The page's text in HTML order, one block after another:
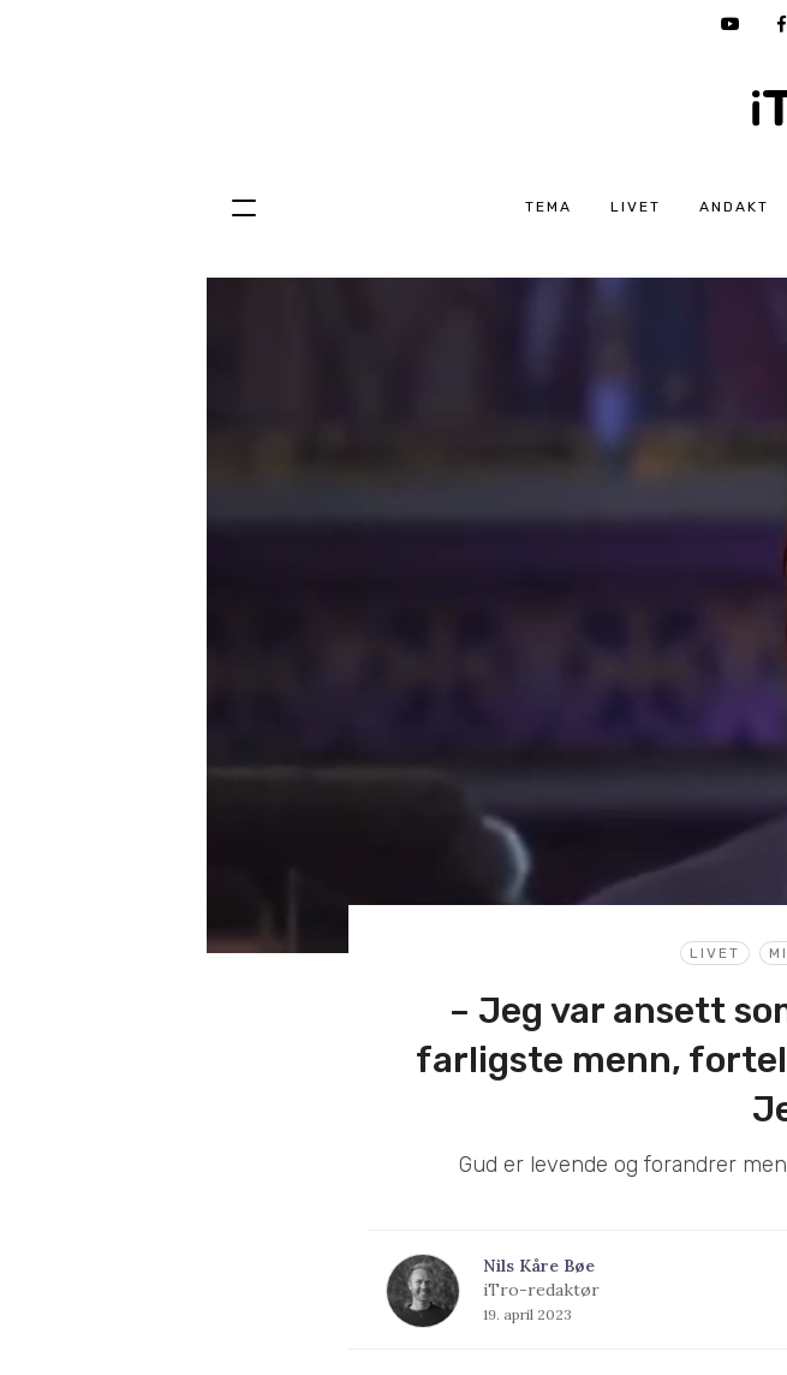
TEMA LIVET ANDAKT
Hopp
LIVET
– Jeg var ansett
farligste menn,
Gud er levende og forandrer
Nils Kåre Bøe
iTro-redaktør
19. april 2023